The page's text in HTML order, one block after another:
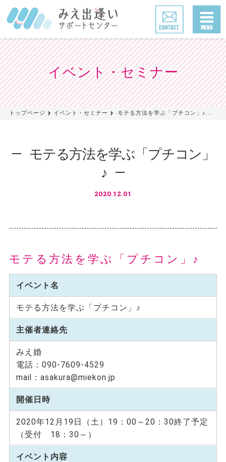
イベント・セミナー
トップページ イベント・セミナー モテる方法を学ぶ「プチコン」♪...
モテる方法を学ぶ「プチコン」
♪
2020.12.01
モテる方法を学ぶ「プチコン」♪
イベント名
モテる方法を学ぶ「プチコン」♪
主催者連絡先
みえ婚
電話：090-7609-4529
mail：asakura@miekon.jp
開催日時
2020年12月19日（土）19：00～20：30終了予定
（受付 18：30～）
イベント内容